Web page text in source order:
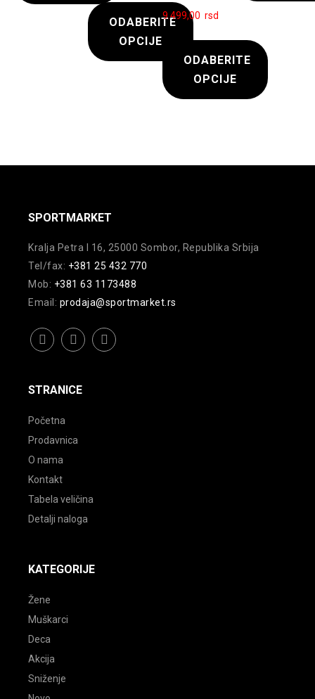
ODABERITE
OPCIJE
na
stranici
proizvoda.
9.499,00 rsd
ODABERITE
OPCIJE
biti
stranici
ima
više
varijanti.
izabrane
SPORTMARKET
Kralja Petra I 16, 25000 Sombor, Republika Srbija
Tel/fax: +381 25 432 770
Mob: +381 63 1173488
Email: prodaja@sportmarket.rs
facebookinstagramyoutube
STRANICE
Početna
Prodavnica
O nama
Kontakt
Tabela veličina
Detalji naloga
KATEGORIJE
Žene
Muškarci
Deca
Akcija
Sniženje